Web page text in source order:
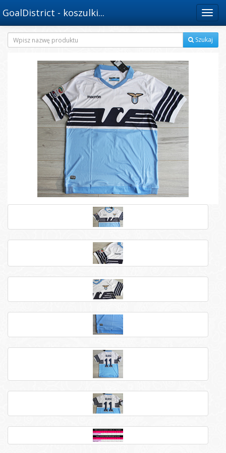
Menu
GoalDistrict - koszulki...
Szukaj